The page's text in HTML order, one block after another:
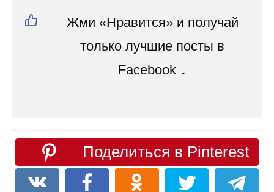
Жми «Нравится» и получай
только лучшие посты в
Facebook ↓
Поделиться в Pinterest